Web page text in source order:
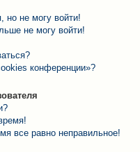
но не могу войти!
не могу войти!
конференции»?
все равно неправильное!